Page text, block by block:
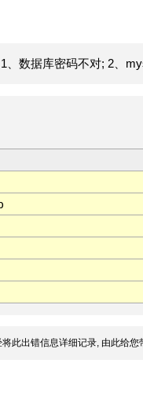
数据库密码不对; 2、
此出错信息详细记录, 由此给您